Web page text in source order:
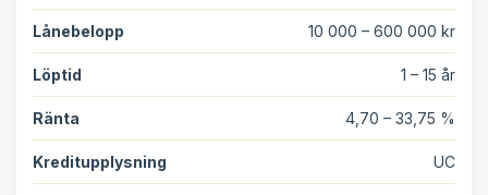
Lånebelopp 10 000 – 600 000 kr
Löptid 1 – 15 år
Ränta 4,70 – 33,75 %
Kreditupplysning UC